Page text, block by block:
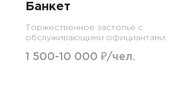
Банкет
Торжественное застолье с
обслуживающими официантами.
1 500-10 000 ₽/чел.